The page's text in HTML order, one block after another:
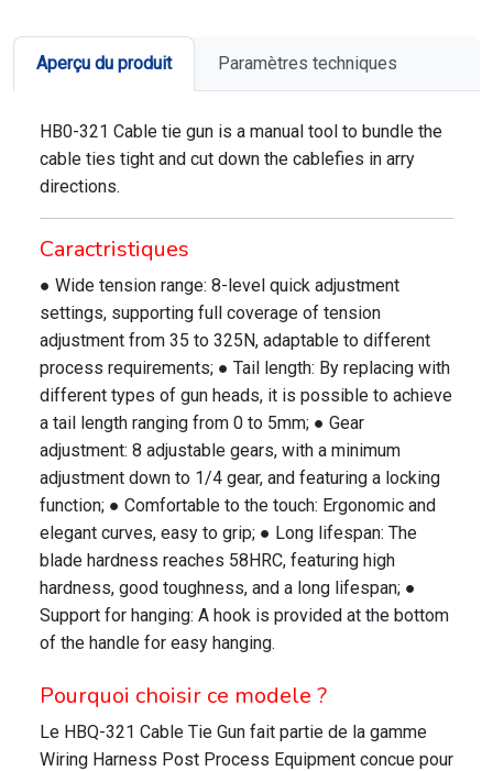
Aperçu du produit Paramètres techniques
HB0-321 Cable tie gun is a manual tool to bundle the
cable ties tight and cut down the cablefies in arry
directions.
Caractristiques
● Wide tension range: 8-level quick adjustment
settings, supporting full coverage of tension
adjustment from 35 to 325N, adaptable to different
process requirements; ● Tail length: By replacing with
different types of gun heads, it is possible to achieve
a tail length ranging from 0 to 5mm; ● Gear
adjustment: 8 adjustable gears, with a minimum
adjustment down to 1/4 gear, and featuring a locking
function; ● Comfortable to the touch: Ergonomic and
elegant curves, easy to grip; ● Long lifespan: The
blade hardness reaches 58HRC, featuring high
hardness, good toughness, and a long lifespan; ●
Support for hanging: A hook is provided at the bottom
of the handle for easy hanging.
Pourquoi choisir ce modele ?
Le HBQ-321 Cable Tie Gun fait partie de la gamme
Wiring Harness Post Process Equipment concue pour